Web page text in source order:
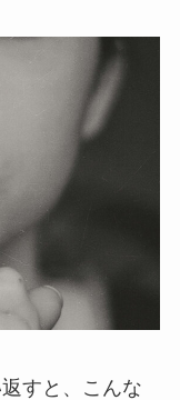
すと、こんな